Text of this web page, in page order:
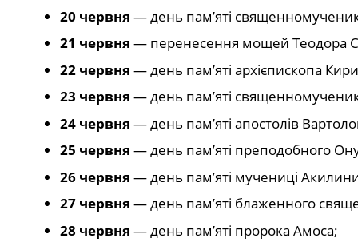
20 червня — день пам’яті
21 червня — перенесення мощей Теодора
22 червня — день пам’яті архієпископа
23 червня — день пам’яті
24 червня — день пам’яті апостолів
25 червня — день пам’яті преподобного
26 червня — день пам’яті мучениці
27 червня — день пам’яті блаженного
28 червня — день пам’яті пророка Амоса;